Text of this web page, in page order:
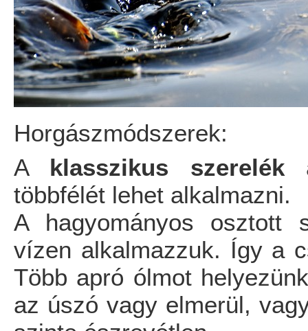
Horgászmódszerek:
A klasszikus szerelék
többfélét lehet alkalmazni.
A hagyományos osztott
vízen alkalmazzuk. Így a
Több apró ólmot
az úszó vagy elmerül,